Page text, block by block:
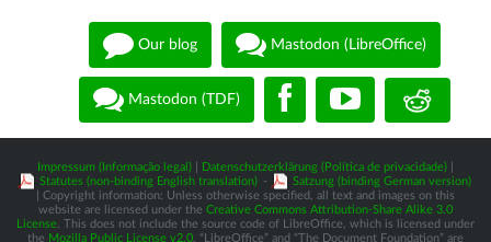
Our blog Mastodon (LibreOffice)
Mastodon (TDF)
Impressum (Informação legal) Datenschutzerklärung (Política de privacidade)
Statutes (non-binding English translation) -
Satzung (binding German version)
| Copyright information: Unless otherwise specified, all text and images on this
website are licensed under the Creative Commons Attribution-Share Alike 3.0
License . This does not include the source code of LibreOffice, which is licensed under
the Mozilla Public License v2.0 . “LibreOffice” and “The Document Foundation” are